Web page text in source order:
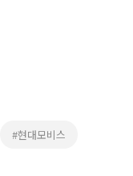
#현대모비스